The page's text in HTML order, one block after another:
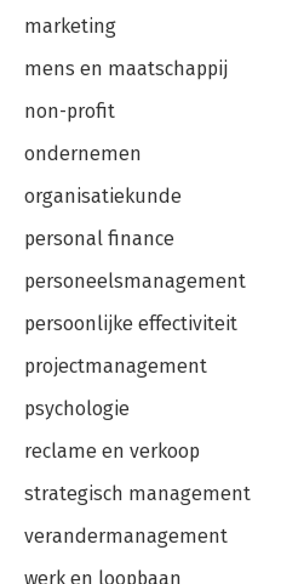
marketing
mens en maatschappij
non-profit
ondernemen
organisatiekunde
personal finance
personeelsmanagement
persoonlijke effectiviteit
projectmanagement
psychologie
reclame en verkoop
strategisch management
verandermanagement
werk en loopbaan